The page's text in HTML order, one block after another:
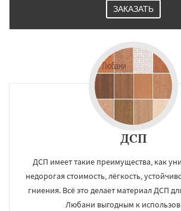
ЗАКАЗАТЬ
ДСП
ДСП имеет такие преимущества, как
недорогая стоимость, лёгкость,
гниения. Всё это делает материал ДСП
Любани выгодным к